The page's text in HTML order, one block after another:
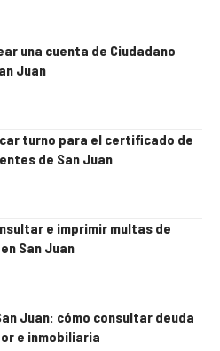
una cuenta de Ciudadano
Juan
turno para el certificado de
de San Juan
e imprimir multas de
San Juan
Juan: cómo consultar deuda
e inmobiliaria